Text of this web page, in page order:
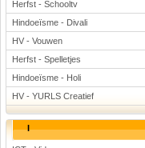
Herfst - Schooltv
Hindoeïsme - Divali
HV - Vouwen
Herfst - Spelletjes
Hindoeïsme - Holi
HV - YURLS Creatief
I